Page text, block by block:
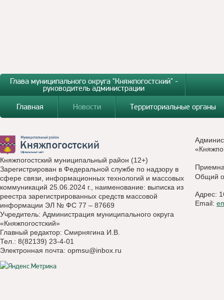
Глава муниципального округа "Княжпогостский" -
руководитель администрации
Главная
Новости Территориальные органы
Княжпогостский муниципальный район (12+)
Зарегистрирован в Федеральной службе по надзору в
сфере связи, информационных технологий и массовых
коммуникаций 25.06.2024 г., наименование: выписка из
реестра зарегистрированных средств массовой
информации ЭЛ № ФС 77 – 87669
Учредитель: Администрация муниципального округа
«Княжпогостский»
Главный редактор: Смирнягина И.В.
Тел.: 8(82139) 23-4-01
Электронная почта: opmsu@inbox.ru
Общий
Адрес:
Email: